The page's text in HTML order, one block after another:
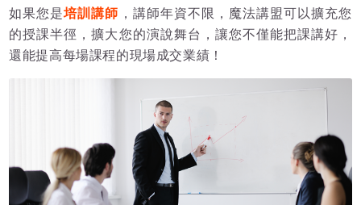
如果您是培訓講師 ，講師年資不限，魔法講盟可以擴充您
的授課半徑，擴大您的演說舞台，讓您不僅能把課講好，
還能提高每場課程的現場成交業績！